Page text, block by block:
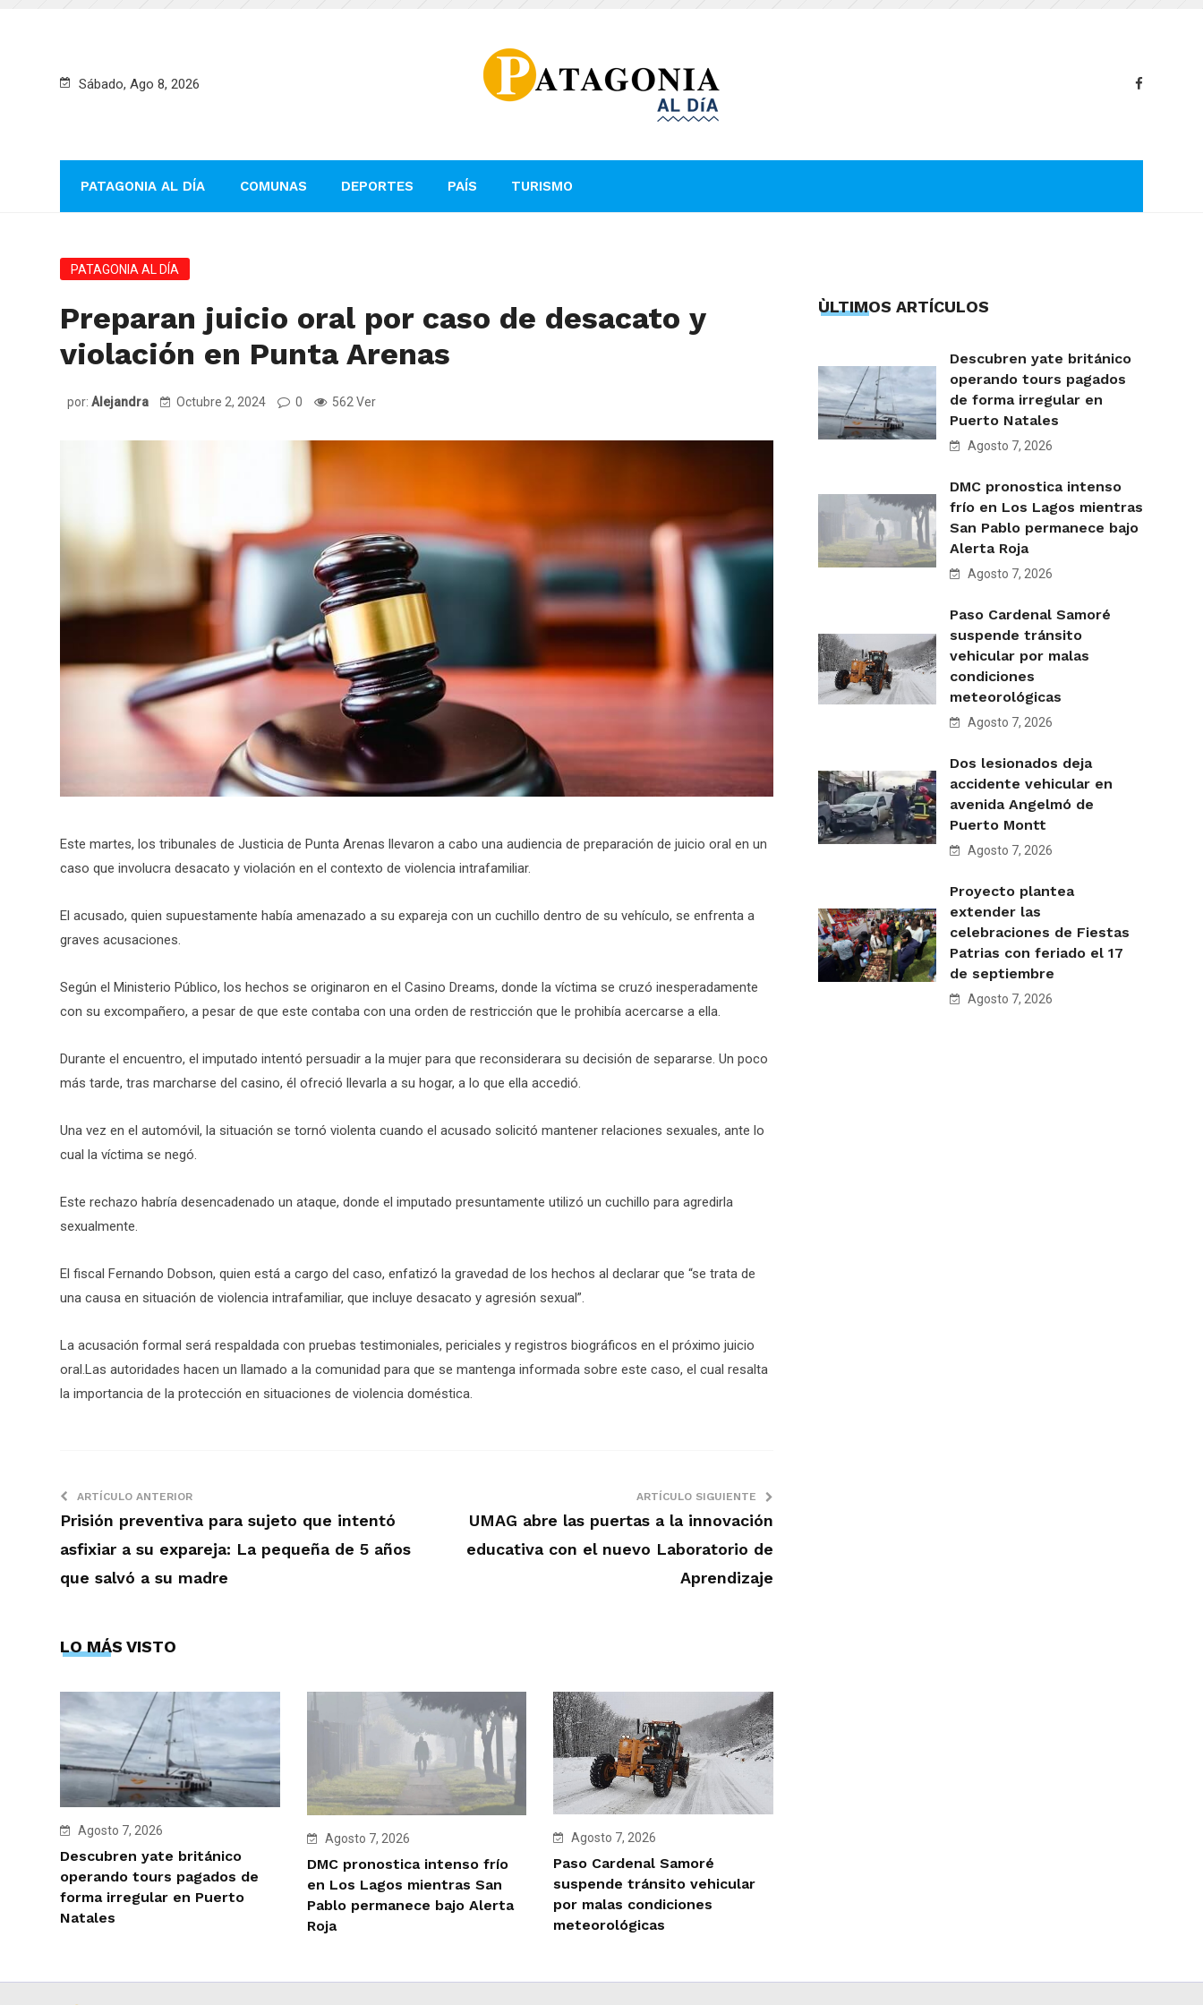
Sábado, Ago 8, 2026
PATAGONIA AL DÍA COMUNAS DEPORTES PAÍS TURISMO
PATAGONIA AL DÍA
Preparan juicio oral por caso de desacato y
violación en Punta Arenas
por: Alejandra Octubre 2, 2024 0 562 Ver
Este martes, los tribunales de Justicia de Punta Arenas llevaron a cabo una audiencia de preparación de juicio oral en un
caso que involucra desacato y violación en el contexto de violencia intrafamiliar.
El acusado, quien supuestamente había amenazado a su expareja con un cuchillo dentro de su vehículo, se enfrenta a
graves acusaciones.
Según el Ministerio Público, los hechos se originaron en el Casino Dreams, donde la víctima se cruzó inesperadamente
con su excompañero, a pesar de que este contaba con una orden de restricción que le prohibía acercarse a ella.
Durante el encuentro, el imputado intentó persuadir a la mujer para que reconsiderara su decisión de separarse. Un poco
más tarde, tras marcharse del casino, él ofreció llevarla a su hogar, a lo que ella accedió.
Una vez en el automóvil, la situación se tornó violenta cuando el acusado solicitó mantener relaciones sexuales, ante lo
cual la víctima se negó.
Este rechazo habría desencadenado un ataque, donde el imputado presuntamente utilizó un cuchillo para agredirla
sexualmente.
El fiscal Fernando Dobson, quien está a cargo del caso, enfatizó la gravedad de los hechos al declarar que “se trata de
una causa en situación de violencia intrafamiliar, que incluye desacato y agresión sexual”.
La acusación formal será respaldada con pruebas testimoniales, periciales y registros biográficos en el próximo juicio
oral.Las autoridades hacen un llamado a la comunidad para que se mantenga informada sobre este caso, el cual resalta
la importancia de la protección en situaciones de violencia doméstica.
ARTÍCULO ANTERIOR
Prisión preventiva para sujeto que intentó
asfixiar a su expareja: La pequeña de 5 años
que salvó a su madre
ARTÍCULO SIGUIENTE
UMAG abre las puertas a la innovación
educativa con el nuevo Laboratorio de
Aprendizaje
LO MÁS VISTO
Agosto 7, 2026
Descubren yate británico
operando tours pagados de
forma irregular en Puerto
Natales
Agosto 7, 2026
DMC pronostica intenso frío
en Los Lagos mientras San
Pablo permanece bajo Alerta
Roja
Agosto 7, 2026
Paso Cardenal Samoré
suspende tránsito vehicular
por malas condiciones
meteorológicas
ÙLTIMOS ARTÍCULOS
Descubren yate británico
operando tours pagados
de forma irregular en
Puerto Natales
Agosto 7, 2026
DMC pronostica intenso
frío en Los Lagos mientras
San Pablo permanece bajo
Alerta Roja
Agosto 7, 2026
Paso Cardenal Samoré
suspende tránsito
vehicular por malas
condiciones
meteorológicas
Agosto 7, 2026
Dos lesionados deja
accidente vehicular en
avenida Angelmó de
Puerto Montt
Agosto 7, 2026
Proyecto plantea
extender las
celebraciones de Fiestas
Patrias con feriado el 17
de septiembre
Agosto 7, 2026